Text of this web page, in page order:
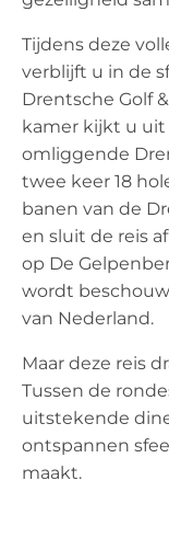
Tijdens deze
verblijft u in de
Drentsche Golf
kamer kijkt u uit
omliggende
twee keer 18
banen van de
en sluit de reis
op De
wordt
van Nederland.
Maar deze reis
Tussen de
uitstekende
ontspannen
maakt.